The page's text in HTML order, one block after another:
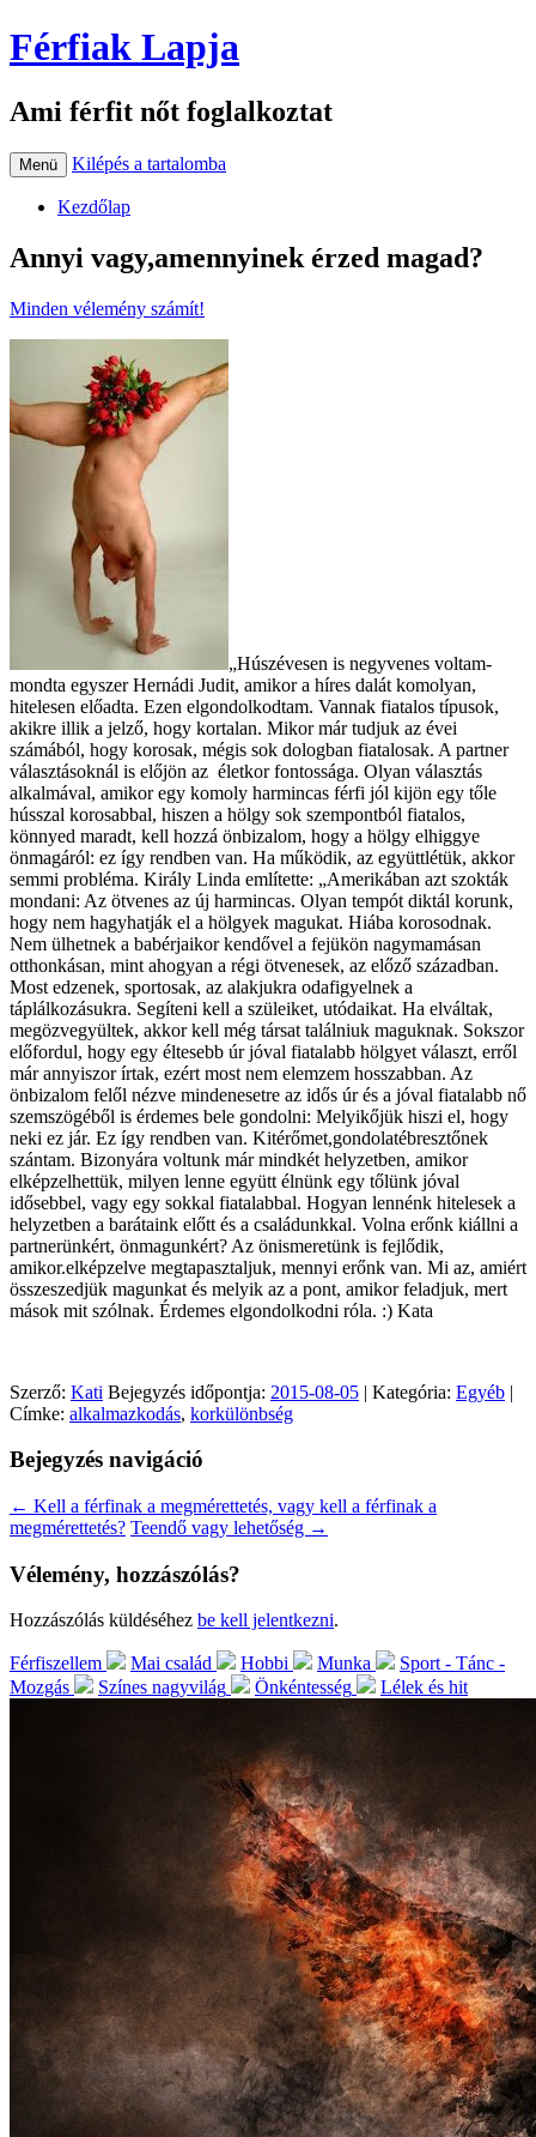
Férfiak Lapja
Ami férfit nőt foglalkoztat
Menü Kilépés a tartalomba
Kezdőlap
Annyi vagy,amennyinek érzed magad?
Minden vélemény számít!
„Húszévesen is negyvenes voltam-
mondta egyszer Hernádi Judit, amikor a híres dalát komolyan,
hitelesen előadta. Ezen elgondolkodtam. Vannak fiatalos típusok,
akikre illik a jelző, hogy kortalan. Mikor már tudjuk az évei
számából, hogy korosak, mégis sok dologban fiatalosak. A partner
választásoknál is előjön az életkor fontossága. Olyan választás
alkalmával, amikor egy komoly harmincas férfi jól kijön egy tőle
hússzal korosabbal, hiszen a hölgy sok szempontból fiatalos,
könnyed maradt, kell hozzá önbizalom, hogy a hölgy elhiggye
önmagáról: ez így rendben van. Ha működik, az együttlétük, akkor
semmi probléma. Király Linda említette: „Amerikában azt szokták
mondani: Az ötvenes az új harmincas. Olyan tempót diktál korunk,
hogy nem hagyhatják el a hölgyek magukat. Hiába korosodnak.
Nem ülhetnek a babérjaikor kendővel a fejükön nagymamásan
otthonkásan, mint ahogyan a régi ötvenesek, az előző században.
Most edzenek, sportosak, az alakjukra odafigyelnek a
táplálkozásukra. Segíteni kell a szüleiket, utódaikat. Ha elváltak,
megözvegyültek, akkor kell még társat találniuk maguknak. Sokszor
előfordul, hogy egy éltesebb úr jóval fiatalabb hölgyet választ, erről
már annyiszor írtak, ezért most nem elemzem hosszabban. Az
önbizalom felől nézve mindenesetre az idős úr és a jóval fiatalabb nő
szemszögéből is érdemes bele gondolni: Melyikőjük hiszi el, hogy
neki ez jár. Ez így rendben van. Kitérőmet,gondolatébresztőnek
szántam. Bizonyára voltunk már mindkét helyzetben, amikor
elképzelhettük, milyen lenne együtt élnünk egy tőlünk jóval
idősebbel, vagy egy sokkal fiatalabbal. Hogyan lennénk hitelesek a
helyzetben a barátaink előtt és a családunkkal. Volna erőnk kiállni a
partnerünkért, önmagunkért? Az önismeretünk is fejlődik,
amikor.elképzelve megtapasztaljuk, mennyi erőnk van. Mi az, amiért
összeszedjük magunkat és melyik az a pont, amikor feladjuk, mert
mások mit szólnak. Érdemes elgondolkodni róla. :) Kata
Szerző: Kati Bejegyzés időpontja: 2015-08-05 | Kategória: Egyéb |
Címke: alkalmazkodás, korkülönbség
Bejegyzés navigáció
← Kell a férfinak a megmérettetés, vagy kell a férfinak a
megmérettetés? Teendő vagy lehetőség →
Vélemény, hozzászólás?
Hozzászólás küldéséhez be kell jelentkezni.
Férfiszellem Mai család Hobbi Munka
Sport - Tánc -
Mozgás
Színes nagyvilág Önkéntesség Lélek és hit